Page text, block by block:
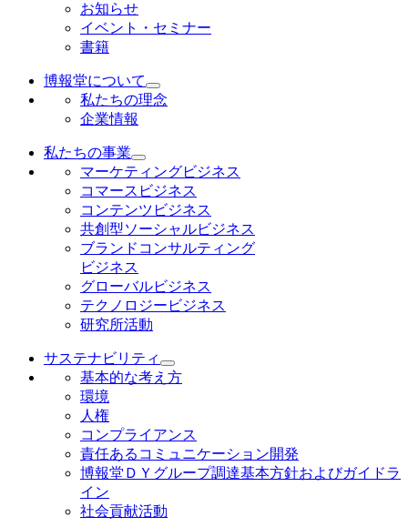
お知らせ
イベント・セミナー
書籍
博報堂について
私たちの理念
企業情報
私たちの事業
マーケティングビジネス
コマースビジネス
コンテンツビジネス
共創型ソーシャルビジネス
ブランドコンサルティング
ビジネス
グローバルビジネス
テクノロジービジネス
研究所活動
サステナビリティ
基本的な考え方
環境
人権
コンプライアンス
責任あるコミュニケーション開発
博報堂ＤＹグループ調達基本方針およびガイドラ
イン
社会貢献活動